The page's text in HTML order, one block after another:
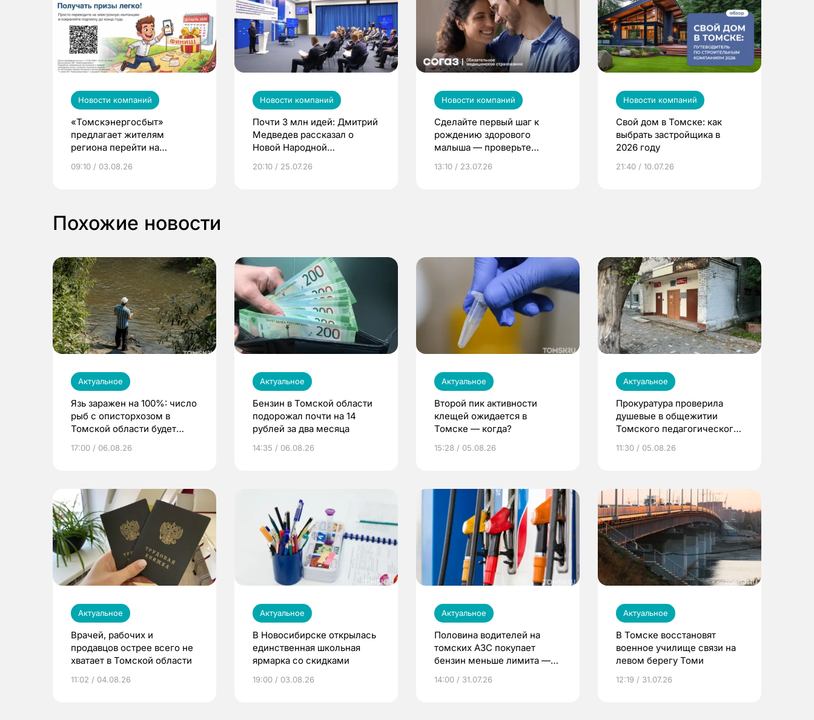
Новости компаний
«Томскэнергосбыт»
предлагает жителям
региона перейти на
выиграть призы
09:10 / 03.08.26
Новости компаний
Почти 3 млн идей: Дмитрий
Медведев рассказал о
Новой Народной
20:10 / 25.07.26
Новости компаний
Сделайте первый шаг к
рождению здорового
малыша — проверьте
по ОМС!
13:10 / 23.07.26
Новости компаний
Свой дом в Томске: как
выбрать застройщика в
2026 году
21:40 / 10.07.26
Похожие новости
Актуальное
Язь заражен на 100%: число
рыб с описторхозом в
Томской области будет
17:00 / 06.08.26
Актуальное
Бензин в Томской области
подорожал почти на 14
рублей за два месяца
14:35 / 06.08.26
Актуальное
Второй пик активности
клещей ожидается в
Томске — когда?
15:28 / 05.08.26
Актуальное
Прокуратура проверила
душевые в общежитии
Томского педагогического
11:30 / 05.08.26
Актуальное
Врачей, рабочих и
продавцов острее всего не
хватает в Томской области
11:02 / 04.08.26
Актуальное
В Новосибирске открылась
единственная школьная
ярмарка со скидками
19:00 / 03.08.26
Актуальное
Половина водителей на
томских АЗС покупает
бензин меньше лимита —
14:00 / 31.07.26
Актуальное
В Томске восстановят
военное училище связи на
левом берегу Томи
12:19 / 31.07.26